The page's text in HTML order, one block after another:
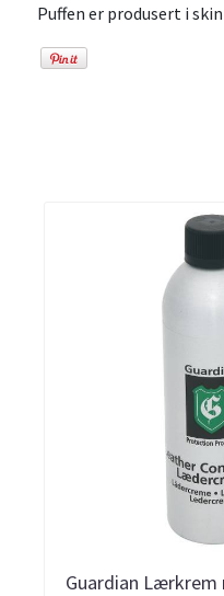
Puffen er produsert i
Guardian